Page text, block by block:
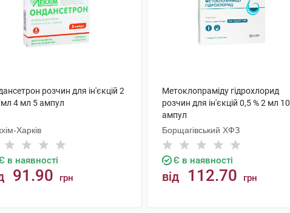
розчин для ін'єкцій 2
4 мл 5 ампул
Харків
в наявності
91.90 грн
Метоклопраміду гідрохлорид
розчин для ін'єкцій 0,5 % 2 мл 10
ампул
Борщагівський ХФЗ
Є в наявності
від 112.70 грн